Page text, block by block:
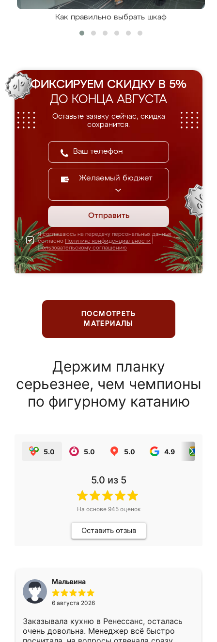
Как правильно выбрать шкаф
ФИКСИРУЕМ СКИДКУ В 5%
ДО КОНЦА АВГУСТА
Оставьте заявку сейчас, скидка
сохранится.
Желаемый бюджет
Отправить
Я соглашаюсь на передачу персональных данных
согласно Политике конфиденциальности
Пользовательскому соглашению
ПОСМОТРЕТЬ
МАТЕРИАЛЫ
Держим планку
серьезнее, чем чемпионы
по фигурному катанию
5.0 5.0 5.0 4.9
5.0 из 5
На основе 945оценок
Оставить отзыв
Мальвина
6 августа 2026
Заказывала кухню в Ренессанс, осталась
очень довольна. Менеджер всё быстро